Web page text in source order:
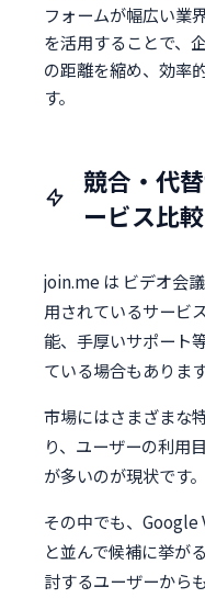
フォームが幅広い業
を活用することで、
の距離を縮め、効率
す。
競合・代
ービス比較
join.me は ビデオ会
用されているサービ
能、手厚いサポート
ている場合もあります
市場にはさまざまな
り、ユーザーの利用
が多いのが現状です。
その中でも、
と並んで候補に挙が
討するユーザーから